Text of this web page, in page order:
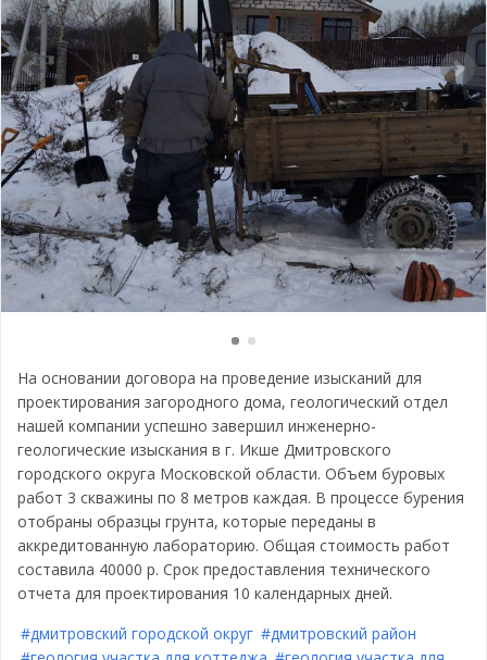
На основании договора на проведение изысканий для
проектирования загородного дома, геологический отдел
нашей компании успешно завершил инженерно-
геологические изыскания в г. Икше Дмитровского
городского округа Московской области. Объем буровых
работ 3 скважины по 8 метров каждая. В процессе бурения
отобраны образцы грунта, которые переданы в
аккредитованную лабораторию. Общая стоимость работ
составила 40000 р. Срок предоставления технического
отчета для проектирования 10 календарных дней.
#дмитровский городской округ #дмитровский район